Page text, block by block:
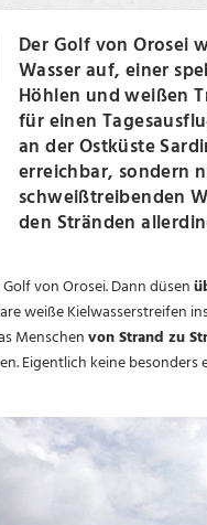
Der Golf von Orosei
Wasser auf, einer
Höhlen und weißen
für einen
an der Ostküste
erreichbar, sondern
schweißtreibenden
den Stränden
von Orosei. Dann düsen
weiße Kielwasserstreifen
Menschenvon Strand zu
Eigentlich keine